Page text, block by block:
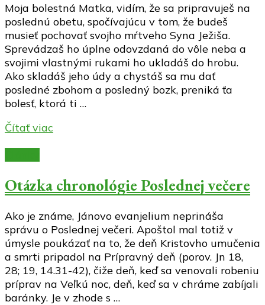
Moja bolestná Matka, vidím, že sa pripravuješ na
poslednú obetu, spočívajúcu v tom, že budeš
musieť pochovať svojho mŕtveho Syna Ježiša.
Sprevádzaš ho úplne odovzdaná do vôle neba a
svojimi vlastnými rukami ho ukladáš do hrobu.
Ako skladáš jeho údy a chystáš sa mu dať
posledné zbohom a posledný bozk, preniká ťa
bolesť, ktorá ti …
Čítať viac
Otázka chronológie Poslednej večere
Ako je známe, Jánovo evanjelium neprináša
správu o Poslednej večeri. Apoštol mal totiž v
úmysle poukázať na to, že deň Kristovho umučenia
a smrti pripadol na Prípravný deň (porov. Jn 18,
28; 19, 14.31-42), čiže deň, keď sa venovali robeniu
príprav na Veľkú noc, deň, keď sa v chráme zabíjali
baránky. Je v zhode s …